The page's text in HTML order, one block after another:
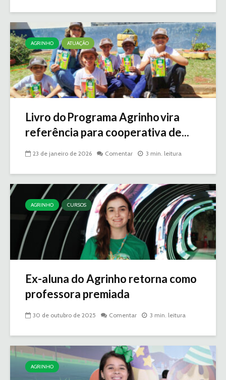
AGRINHO ATUAÇÃO
Livro do Programa Agrinho vira
referência para cooperativa de...
23 de janeiro de 2026 Comentar 3 min. leitura
AGRINHO CURSOS
Ex-aluna do Agrinho retorna como
professora premiada
30 de outubro de 2025 Comentar 3 min. leitura
AGRINHO